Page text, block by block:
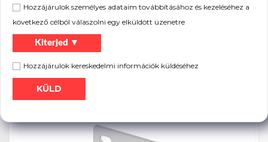
Hozzájárulok személyes adataim továbbításához és kezeléséhez a
következő célból válaszolni egy elküldött üzenetre
Kiterjed ▼
Hozzájárulok kereskedelmi információk küldéséhez
Leírás:
görgős oldalsó lemez zsanér
Szórólap:
Nyomtatás